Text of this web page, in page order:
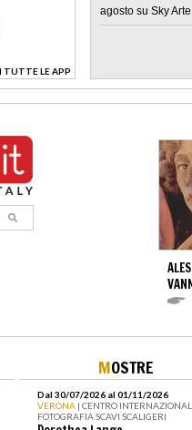
TUTTE LE APP
agosto su Sky Arte
MOSTRE
Dal 30/07/2026 al 01/11/2026
VERONA | CENTRO
FOTOGRAFIA SCAVI SCALIGERI